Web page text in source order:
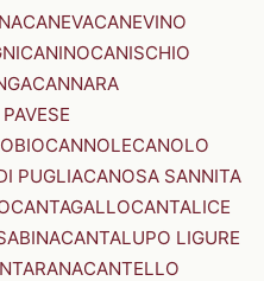
CANEVACANEVINO
CANINOCANISCHIO
CANNARA
CANNOLECANOLO
PUGLIACANOSA SANNITA
CANTAGALLOCANTALICE
CANTALUPO LIGURE
CANTELLO